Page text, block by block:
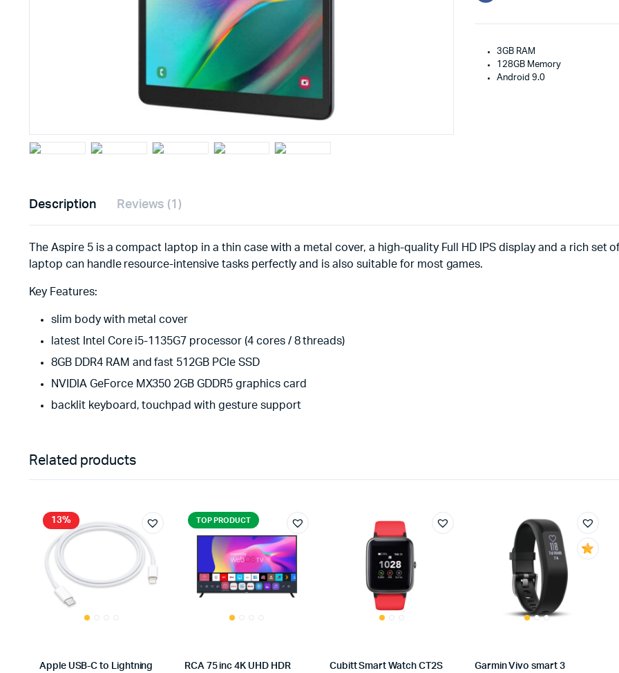
3GB RAM
128GB Memory
Android 9.0
Description Reviews (1)
The Aspire 5 is a compact laptop in a thin case with a metal cover, a high-quality Full HD IPS display and a rich
laptop can handle resource-intensive tasks perfectly and is also suitable for most games.
Key Features:
slim body with metal cover
latest Intel Core i5-1135G7 processor (4 cores / 8 threads)
8GB DDR4 RAM and fast 512GB PCIe SSD
NVIDIA GeForce MX350 2GB GDDR5 graphics card
backlit keyboard, touchpad with gesture support
Related products
13%
Apple USB-C to Lightning
TOP PRODUCT
RCA 75 inc 4K UHD HDR
Cubitt Smart Watch CT2S
Garmin Vivo smart 3